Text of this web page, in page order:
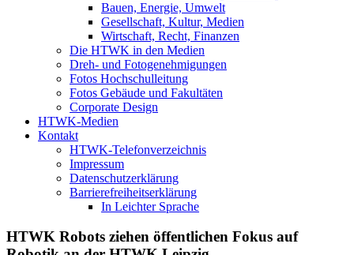
Bauen, Energie, Umwelt
Gesellschaft, Kultur, Medien
Wirtschaft, Recht, Finanzen
Die HTWK in den Medien
Dreh- und Fotogenehmigungen
Fotos Hochschulleitung
Fotos Gebäude und Fakultäten
Corporate Design
HTWK-Medien
Kontakt
HTWK-Telefonverzeichnis
Impressum
Datenschutzerklärung
Barrierefreiheitserklärung
In Leichter Sprache
HTWK Robots ziehen öffentlichen Fokus auf